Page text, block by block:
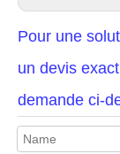
Pour une
un devis
demande ci-